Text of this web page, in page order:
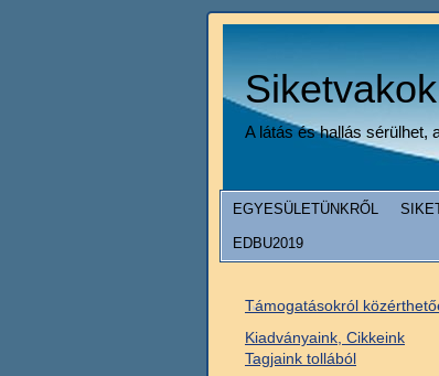
A látás és hallás sérülhet,
EGYESÜLETÜNKRŐL
EDBU2019
Támogatásokról
Kiadványaink, Cikkeink
Tagjaink tollából